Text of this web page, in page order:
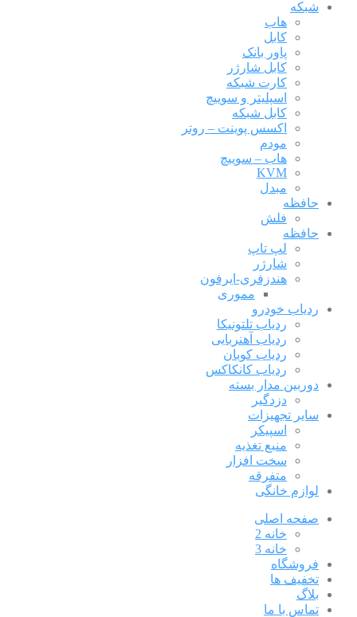
شبکه
هاب
کابل
پاور بانک
کابل شارژر
کارت شبکه
اسپلیتر و سوییچ
کابل شبکه
اکسس پوینت – روتر
مودم
هاب – سوییچ
KVM
مبدل
حافظه
فلش
حافظه
لپ تاپ
شارژر
هندزفری-ایرفون
مموری
ردیاب خودرو
ردیاب تلتونیکا
ردیاب آهنربایی
ردیاب کوبان
ردیاب کانکاکس
دوربین مدار بسته
دزدگیر
سایر تجهیزات
اسپیکر
منبع تغذیه
سخت افزار
متفرقه
لوازم خانگی
صفحه اصلی
خانه 2
خانه 3
فروشگاه
تخفیف ها
بلاگ
تماس با ما